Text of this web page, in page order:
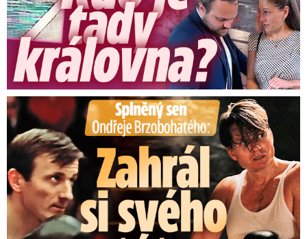
Splněný sen Ondřeje Brzobohatého: Zahrál si svého tátu